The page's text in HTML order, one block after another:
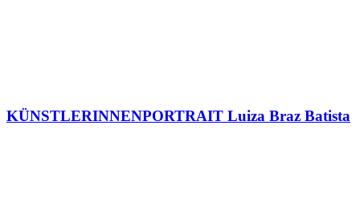
KÜNSTLERINNENPORTRAIT Luiza Braz Batista